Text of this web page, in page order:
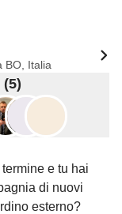
BO, Italia
(5)
e tu hai
di nuovi
esterno?